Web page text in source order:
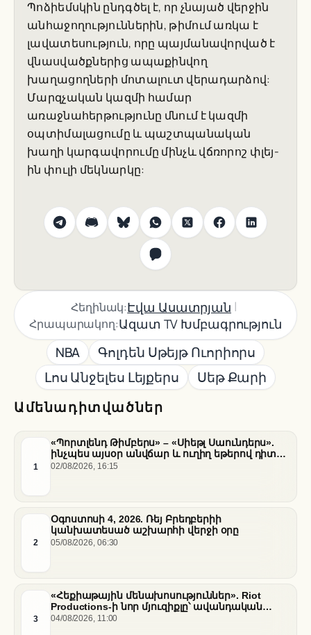
Ամենադիտվածներ
1
«Պորտլենդ Թիմբերս» – «Սիեթլ Սաունդերս».
ինչպես այսօր անվճար և ուղիղ եթերով դիտել
հանդիպումը
02/08/2026, 16:15
2
Օգոստոսի 4, 2026. Ռեյ Բրեդբերիի
կանխատեսած աշխարհի վերջի օրը
05/08/2026, 06:30
3
«Հեքիաթային մենախոսություններ». Riot
Productions-ի նոր մյուզիքլը՝ ավանդական
պատմությունների նոր վերաիմաստավորում
04/08/2026, 11:00
Պոձիեմսկին ընդգծել է, որ չնայած վերջին
անհաջողություններին, թիմում առկա է
լավատեսություն, որը պայմանավորված է
վնասվածքներից ապաքինվող
խաղացողների մոտալուտ վերադարձով:
Մարզչական կազմի համար
առաջնահերթությունը մնում է կազմի
օպտիմալացումը և պաշտպանական
խաղի կարգավորումը մինչև վճռորոշ փլեյ-
ին փուլի մեկնարկը:
Հեղինակ:Էվա Ասատրյան |
Հրապարակող:Ազատ TV Խմբագրություն
NBA
Գոլդեն Սթեյթ Ուորիորս
Լոս Անջելես Լեյքերս
Սեթ Քարի